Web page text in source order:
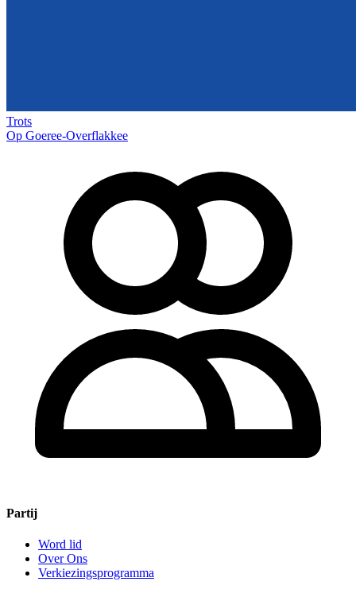
Trots
Op Goeree-Overflakkee
Partij
Word lid
Over Ons
Verkiezingsprogramma